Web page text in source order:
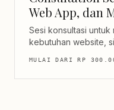
Web App, dan
Sesi konsultasi untuk
kebutuhan website,
MULAI DARIRP